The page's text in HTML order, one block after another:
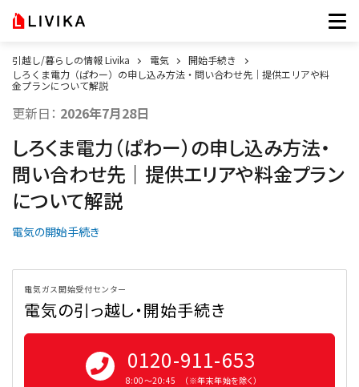
引越し/暮らしの情報 Livika 電気
開始手続き
しろくま電力（ぱわー）の申し込み方法・問い合わせ先｜提供エリアや料
金プランについて解説
更新日： 2026年7月28日
しろくま電力（ぱわー）の申し込み方法・
問い合わせ先｜提供エリアや料金プラン
について解説
電気の開始手続き
電気ガス開始受付センター
電気の引っ越し・開始手続き
0120-911-653
8:00〜20:45 （※年末年始を除く）